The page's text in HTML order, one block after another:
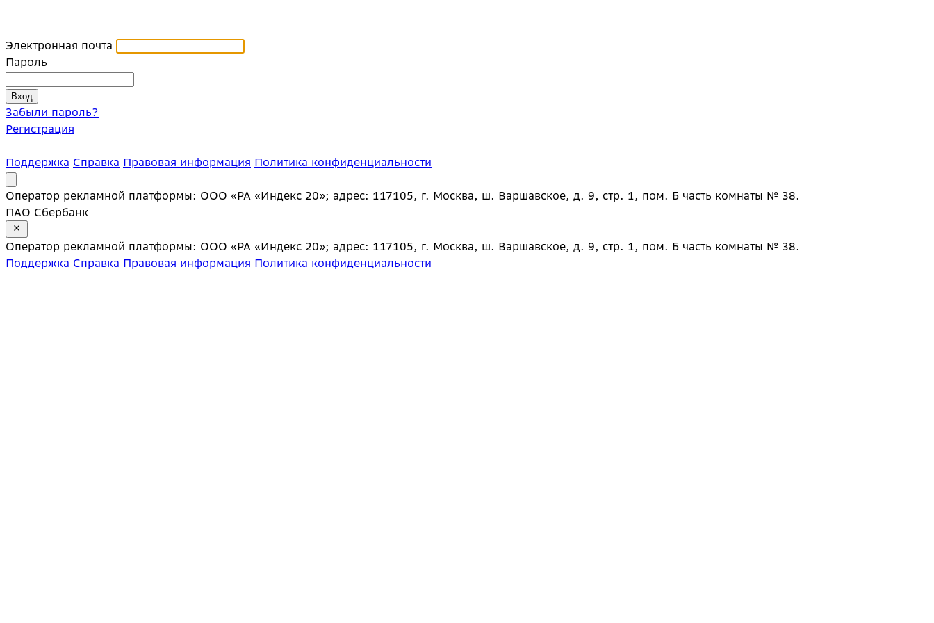
Электронная почта
Пароль
Забыли пароль?
Регистрация
Поддержка Справка Правовая информация Политика конфиденциальности
Оператор рекламной платформы: ООО «РА «Индекс 20»; адрес: 117105, г. Москва, ш. Варшавское, д. 9, стр. 1, пом. Б часть комнаты № 38.
ПАО Сбербанк
Оператор рекламной платформы: ООО «РА «Индекс 20»; адрес: 117105, г. Москва, ш. Варшавское, д. 9, стр. 1, пом. Б часть комнаты № 38.
Поддержка Справка Правовая информация Политика конфиденциальности